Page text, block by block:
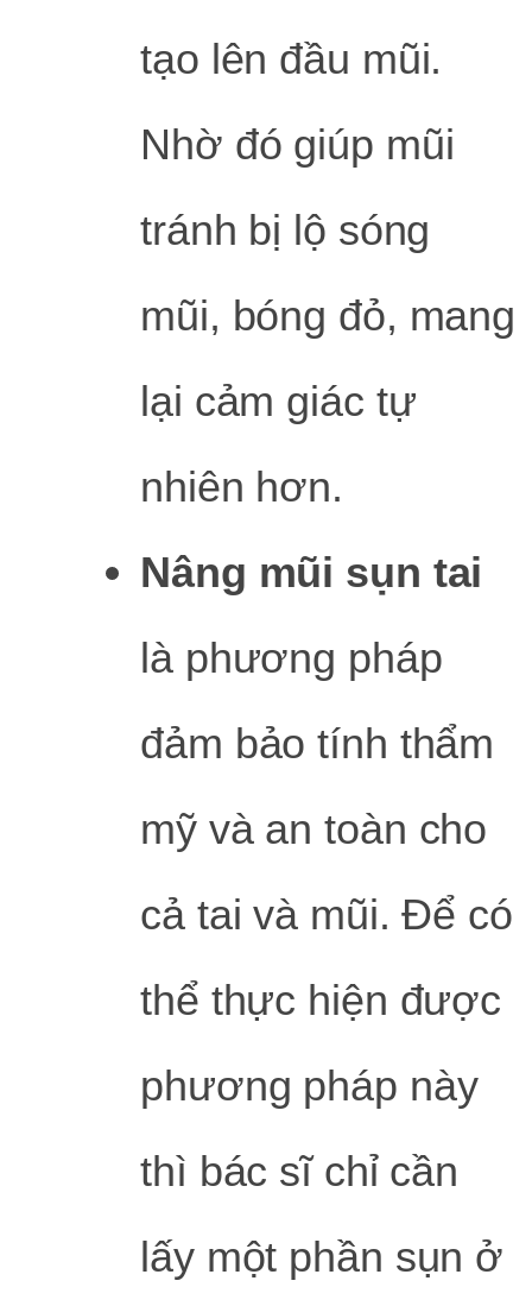
tạo lên đầu mũi.
Nhờ đó giúp mũi
tránh bị lộ sóng
mũi, bóng đỏ, mang
lại cảm giác tự
nhiên hơn.
Nâng mũi sụn tai
là phương pháp
đảm bảo tính thẩm
mỹ và an toàn cho
cả tai và mũi. Để có
thể thực hiện được
phương pháp này
thì bác sĩ chỉ cần
lấy một phần sụn ở